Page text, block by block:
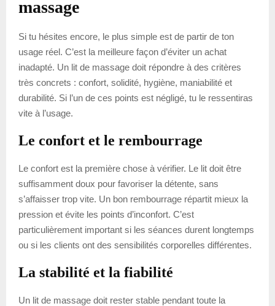
massage
Si tu hésites encore, le plus simple est de partir de ton
usage réel. C’est la meilleure façon d’éviter un achat
inadapté. Un lit de massage doit répondre à des critères
très concrets : confort, solidité, hygiène, maniabilité et
durabilité. Si l’un de ces points est négligé, tu le ressentiras
vite à l’usage.
Le confort et le rembourrage
Le confort est la première chose à vérifier. Le lit doit être
suffisamment doux pour favoriser la détente, sans
s’affaisser trop vite. Un bon rembourrage répartit mieux la
pression et évite les points d’inconfort. C’est
particulièrement important si les séances durent longtemps
ou si les clients ont des sensibilités corporelles différentes.
La stabilité et la fiabilité
Un lit de massage doit rester stable pendant toute la